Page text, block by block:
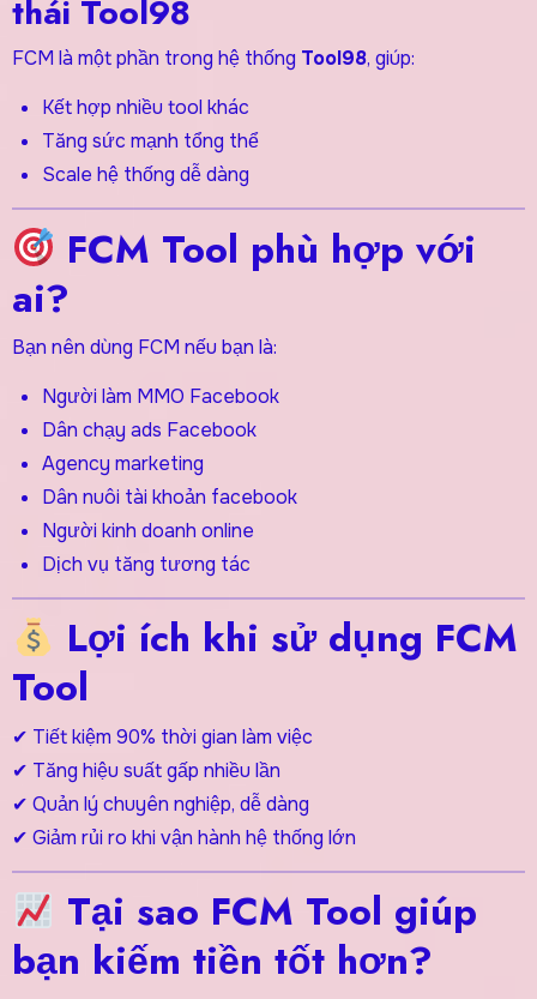
thái Tool98
FCM là một phần trong hệ thống Tool98, giúp:
Kết hợp nhiều tool khác
Tăng sức mạnh tổng thể
Scale hệ thống dễ dàng
FCM Tool phù hợp với
ai?
Bạn nên dùng FCM nếu bạn là:
Người làm MMO Facebook
Dân chạy ads Facebook
Agency marketing
Dân nuôi tài khoản facebook
Người kinh doanh online
Dịch vụ tăng tương tác
Lợi ích khi sử dụng FCM
Tool
✔ Tiết kiệm 90% thời gian làm việc
✔ Tăng hiệu suất gấp nhiều lần
✔ Quản lý chuyên nghiệp, dễ dàng
✔ Giảm rủi ro khi vận hành hệ thống lớn
Tại sao FCM Tool giúp
bạn kiếm tiền tốt hơn?